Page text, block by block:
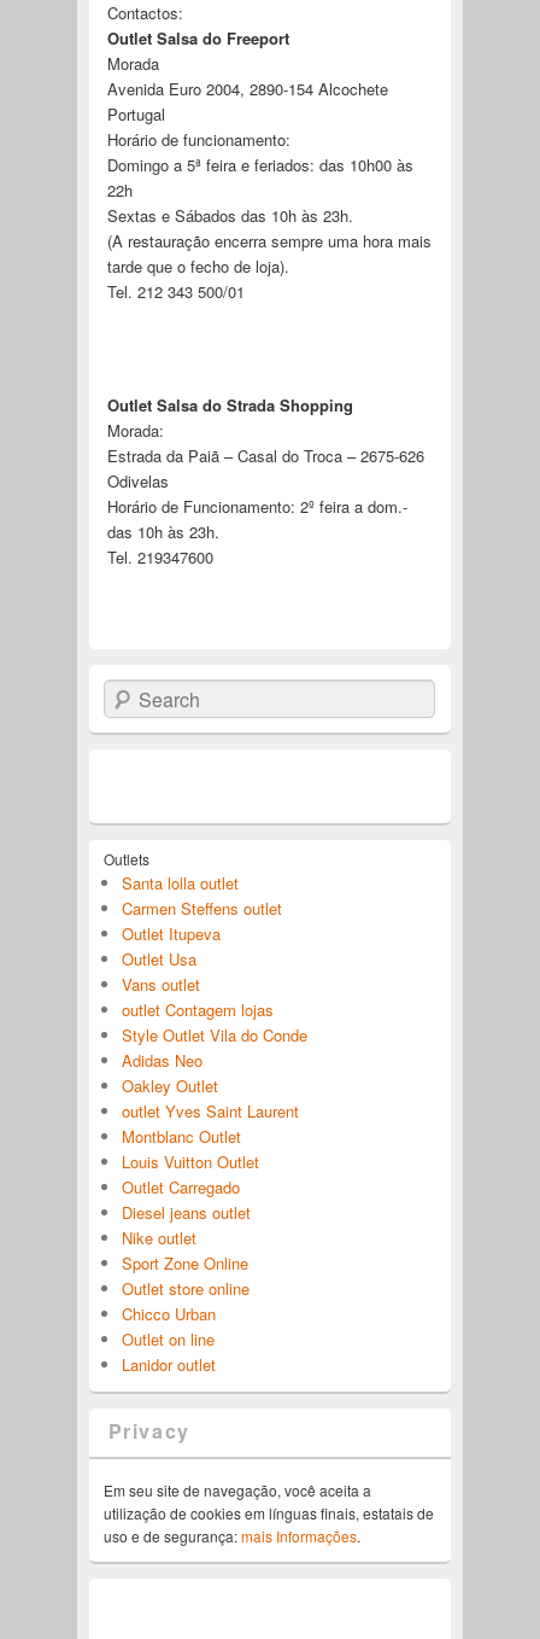
Contactos:
Outlet Salsa do Freeport
Morada
Avenida Euro 2004, 2890-154 Alcochete
Portugal
Horário de funcionamento:
Domingo a 5ª feira e feriados: das 10h00 às
22h
Sextas e Sábados das 10h às 23h.
(A restauração encerra sempre uma hora mais
tarde que o fecho de loja).
Tel. 212 343 500/01
Outlet Salsa do Strada Shopping
Morada:
Estrada da Paiã – Casal do Troca – 2675-626
Odivelas
Horário de Funcionamento: 2º feira a dom.-
das 10h às 23h.
Tel. 219347600
Search
Outlets
Santa lolla outlet
Carmen Steffens outlet
Outlet Itupeva
Outlet Usa
Vans outlet
outlet Contagem lojas
Style Outlet Vila do Conde
Adidas Neo
Oakley Outlet
outlet Yves Saint Laurent
Montblanc Outlet
Louis Vuitton Outlet
Outlet Carregado
Diesel jeans outlet
Nike outlet
Sport Zone Online
Outlet store online
Chicco Urban
Outlet on line
Lanidor outlet
Privacy
Em seu site de navegação, você aceita a
utilização de cookies em línguas finais, estatais de
uso e de segurança:mais Informações.